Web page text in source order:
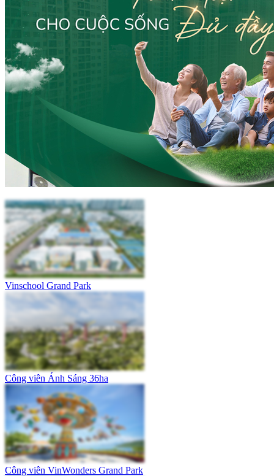
Vinschool Grand Park
Công viên Ánh Sáng 36ha
Công viên VinWonders Grand Park